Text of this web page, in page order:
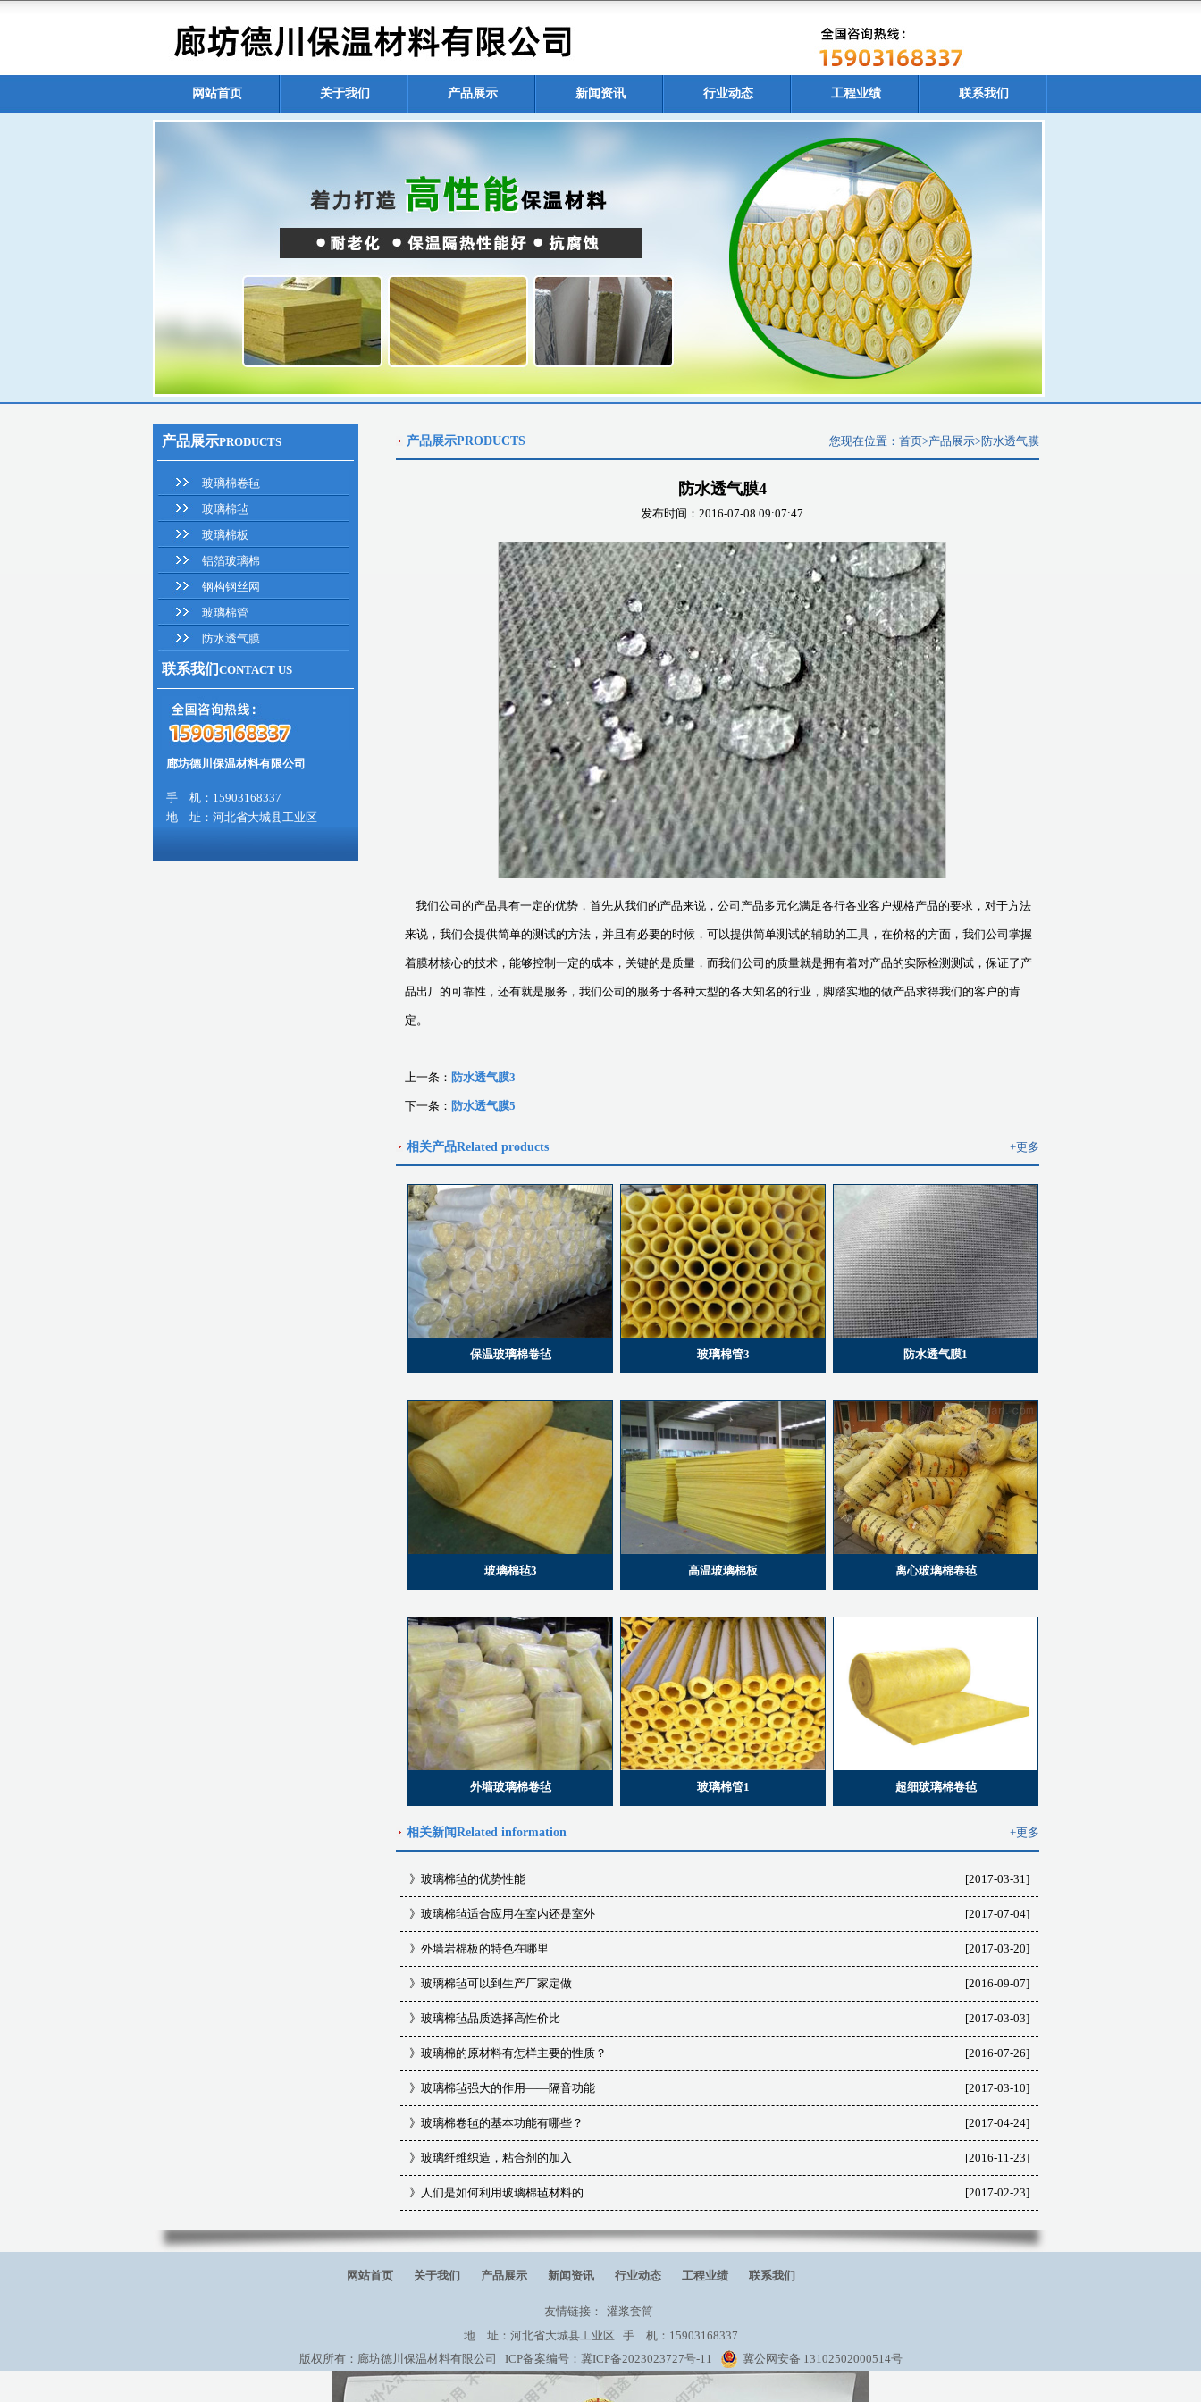
网站首页 关于我们 产品展示 新闻资讯 行业动态 工程业绩 联系我们
产品展示PRODUCTS
玻璃棉卷毡
玻璃棉毡
玻璃棉板
铝箔玻璃棉
钢构钢丝网
玻璃棉管
防水透气膜
联系我们CONTACT US
廊坊德川保温材料有限公司
手 机：15903168337
地 址：河北省大城县工业区
产品展示PRODUCTS 您现在位置： 首页>产品展示>防水透气膜
防水透气膜4
发布时间：2016-07-08 09:07:47
我们公司的产品具有一定的优势，首先从我们的产品来说，公司产品多元化满足各行各业客户规格产品的要求，对于方法
来说，我们会提供简单的测试的方法，并且有必要的时候，可以提供简单测试的辅助的工具，在价格的方面，我们公司掌握
着膜材核心的技术，能够控制一定的成本，关键的是质量，而我们公司的质量就是拥有着对产品的实际检测测试，保证了产
品出厂的可靠性，还有就是服务，我们公司的服务于各种大型的各大知名的行业，脚踏实地的做产品求得我们的客户的肯
定。
上一条： 防水透气膜3
下一条： 防水透气膜5
相关产品Related products +更多
保温玻璃棉卷毡 玻璃棉管3 防水透气膜1
玻璃棉毡3 高温玻璃棉板 离心玻璃棉卷毡
外墙玻璃棉卷毡 玻璃棉管1 超细玻璃棉卷毡
相关新闻Related information +更多
[2017-03-31]
》 玻璃棉毡的优势性能
[2017-07-04]
》 玻璃棉毡适合应用在室内还是室外
[2017-03-20]
》 外墙岩棉板的特色在哪里
[2016-09-07]
》 玻璃棉毡可以到生产厂家定做
[2017-03-03]
》 玻璃棉毡品质选择高性价比
[2016-07-26]
》 玻璃棉的原材料有怎样主要的性质？
[2017-03-10]
》 玻璃棉毡强大的作用——隔音功能
[2017-04-24]
》 玻璃棉卷毡的基本功能有哪些？
[2016-11-23]
》 玻璃纤维织造，粘合剂的加入
[2017-02-23]
》 人们是如何利用玻璃棉毡材料的
网站首页 关于我们 产品展示 新闻资讯 行业动态 工程业绩 联系我们
友情链接：
灌浆套筒
地 址：河北省大城县工业区 手 机：15903168337
版权所有：廊坊德川保温材料有限公司 ICP备案编号： 冀ICP备2023023727号-11 冀公网安备 13102502000514号